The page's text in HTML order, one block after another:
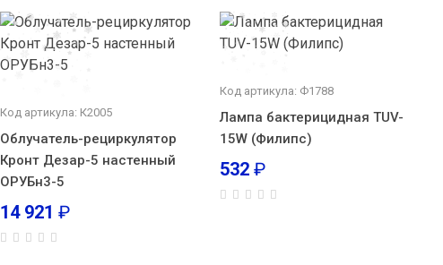
Код артикула: К2005
Облучатель-рециркулятор
Кронт Дезар-5 настенный
ОРУБн3-5
14 921 ₽
Код артикула: Ф1788
Лампа бактерицидная TUV-
15W (Филипс)
532 ₽